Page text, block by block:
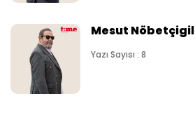
Mesut Nöbetçigil
Yazı Sayısı : 8